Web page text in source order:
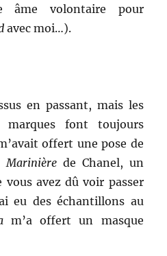
âme volontaire pour
avec moi…).
en passant, mais les
marques font toujours
offert une pose de
Marinièrede Chanel, un
avez dû voir passer
eu des échantillons au
m’a offert un masque